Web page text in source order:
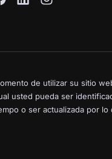
de utilizar su sitio
usted pueda ser
o ser actualizada por lo